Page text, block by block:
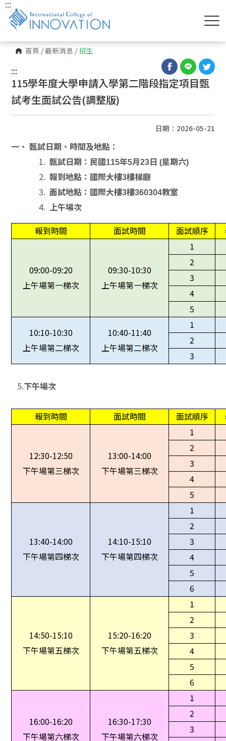
首頁 /最新消息 / 招生
:::
:::
115學年度大學申請入學第二階段指定項目甄
試考生面試公告(調整版)
日期：2026-05-21
一、 甄試日期、時間及地點：
甄試日期：民國115年5月23日 (星期六)
報到地點：國際大樓3樓梯廳
面試地點：國際大樓3樓360304教室
上午場次
報到時間 面試時間 面試順序
09:00-09:20
上午場第一梯次
09:30-10:30
上午場第一梯次
1
2
3
4
5
10:10-10:30
上午場第二梯次
10:40-11:40
上午場第二梯次
1
2
3
5.下午場次
報到時間 面試時間 面試順序
12:30-12:50
下午場第三梯次
13:00-14:00
下午場第三梯次
1
2
3
4
5
13:40-14:00
下午場第四梯次
14:10-15:10
下午場第四梯次
1
2
3
4
5
6
14:50-15:10
下午場第五梯次
15:20-16:20
下午場第五梯次
1
2
3
4
5
6
16:00-16:20
下午場第六梯次
16:30-17:30
下午場第六梯次
1
2
3